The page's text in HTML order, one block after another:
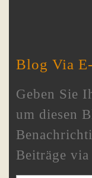
Blog Via
Geben Sie
um diesen
Beiträge